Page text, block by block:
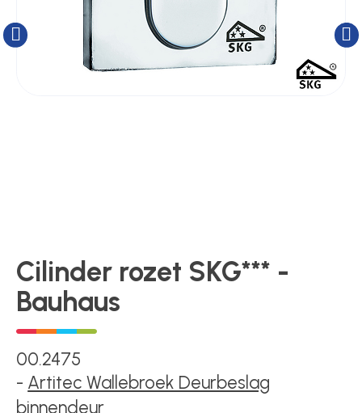
Poortonderdelen
Toegangsverlening
Voedingen
Cilinder rozet SKG*** -
Bauhaus
00.2475
- Artitec Wallebroek Deurbeslag
binnendeur